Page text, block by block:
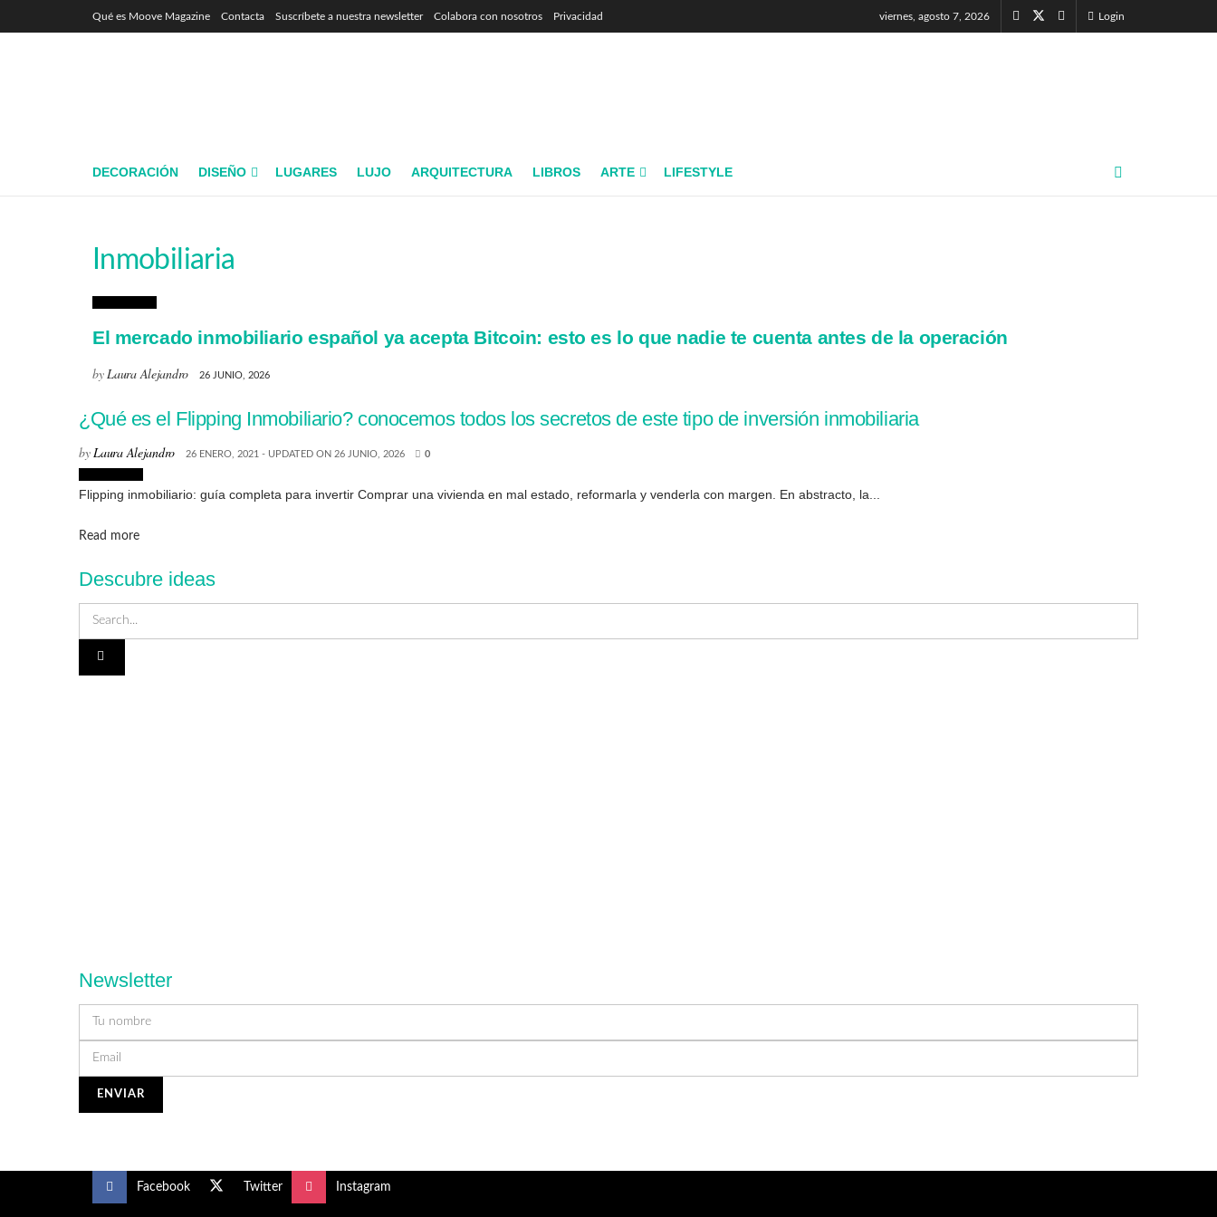
Qué es Moove Magazine Contacta Suscríbete a nuestra newsletter Colabora con nosotros Privacidad viernes, agosto 7, 2026 Login
DECORACIÓN DISEÑO LUGARES LUJO ARQUITECTURA LIBROS ARTE LIFESTYLE
Inmobiliaria
El mercado inmobiliario español ya acepta Bitcoin: esto es lo que nadie te cuenta antes de la operación
by Laura Alejandro 26 JUNIO, 2026
¿Qué es el Flipping Inmobiliario? conocemos todos los secretos de este tipo de inversión inmobiliaria
by Laura Alejandro 26 ENERO, 2021 - UPDATED ON 26 JUNIO, 2026 0
Flipping inmobiliario: guía completa para invertir Comprar una vivienda en mal estado, reformarla y venderla con margen. En abstracto, la...
Read moreDetails
Descubre ideas
Newsletter
Facebook Twitter Instagram